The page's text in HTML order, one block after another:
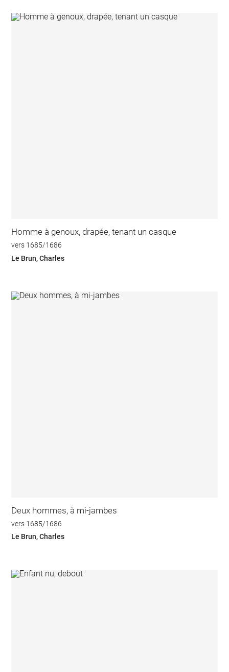
Homme à genoux, drapée, tenant un casque
vers 1685/1686
Le Brun, Charles
Deux hommes, à mi-jambes
vers 1685/1686
Le Brun, Charles